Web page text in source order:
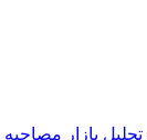
تحلیل بازار مصاحبه